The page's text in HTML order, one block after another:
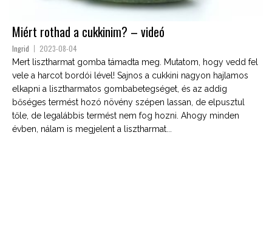
Miért rothad a cukkinim? – videó
Ingrid 2023-08-04
Mert lisztharmat gomba támadta meg. Mutatom, hogy vedd fel
vele a harcot bordói lével! Sajnos a cukkini nagyon hajlamos
elkapni a lisztharmatos gombabetegséget, és az addig
bőséges termést hozó növény szépen lassan, de elpusztul
tőle, de legalábbis termést nem fog hozni. Ahogy minden
évben, nálam is megjelent a lisztharmat...